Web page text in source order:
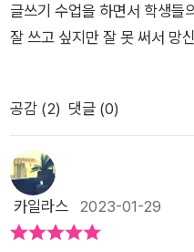
글쓰기 수업을 하면서 학생들
잘 쓰고 싶지만 잘 못 써서 망
기에 대한 자신감을 얻을 수
청소년들에게 꼭 필요한 글쓰
들어가는 시기예요. 정체성을
과 공유하는 데 글쓰기는 좋은
장하는 사람을 위한 중요한
공감 (2) 댓글 (0)
카일라스 2023-01-29